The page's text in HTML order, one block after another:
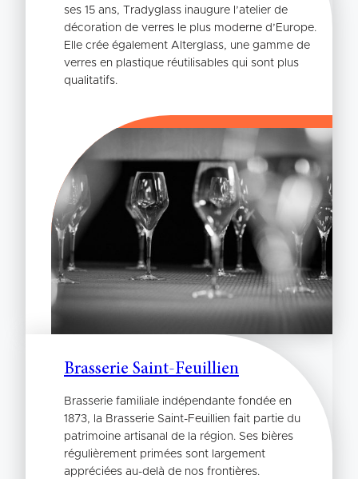
ses 15 ans, Tradyglass inaugure l’atelier de
décoration de verres le plus moderne d’Europe.
Elle crée également Alterglass, une gamme de
verres en plastique réutilisables qui sont plus
qualitatifs.
Brasserie Saint-Feuillien
Brasserie familiale indépendante fondée en
1873, la Brasserie Saint-Feuillien fait partie du
patrimoine artisanal de la région. Ses bières
régulièrement primées sont largement
appréciées au-delà de nos frontières.